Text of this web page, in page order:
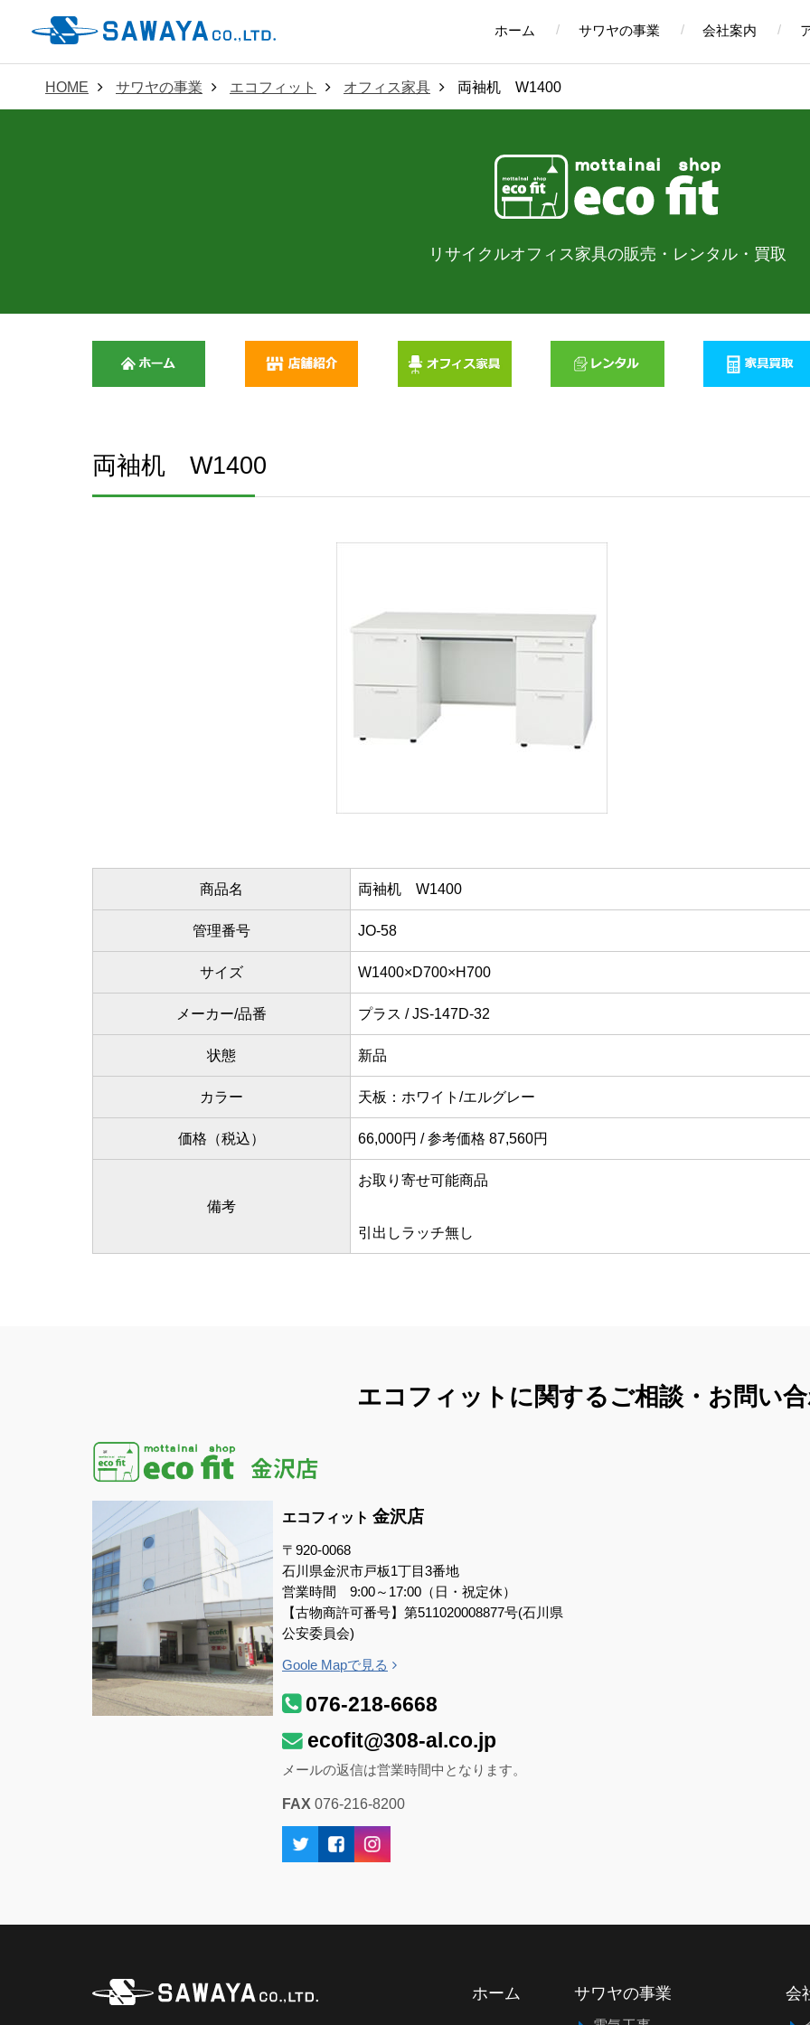
ホーム サワヤの事業 会社案内
HOME サワヤの事業 エコフィット オフィス家具 両袖机 W1400
リサイクルオフィス家具の販売・ レンタル・買取
両袖机 W1400
商品名 両袖机 W1400
管理番号 JO-58
サイズ W1400×D700×H700
メーカー/品番 プラス / JS-147D-32
状態 新品
カラー 天板：ホワイト/エルグレー
価格（税込） 66,000円 / 参考価格 87,560円
備考
お取り寄せ可能商品
引出しラッチ無し
エコフィットに関する ご相談・お問い
エコフィット 金沢店
〒920-0068
石川県金沢市戸板1丁目3番地
営業時間 9:00～17:00（日・祝定休）
【古物商許可番号】第511020008877号(石川県
公安委員会)
Goole Mapで見る
076-218-6668
ecofit@308-al.co.jp
メールの返信は営業時間中となります。
FAX 076-216-8200
ホーム サワヤの事業 会